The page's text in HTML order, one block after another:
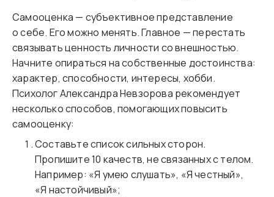
Самооценка — субъективное представление
о себе. Его можно менять. Главное — перестать
связывать ценность личности со внешностью.
Начните опираться на собственные достоинства:
характер, способности, интересы, хобби.
Психолог Александра Невзорова рекомендует
несколько способов, помогающих повысить
самооценку:
Составьте список сильных сторон.
Пропишите 10 качеств, не связанных с телом.
Например: «Я умею слушать», «Я честный»,
«Я настойчивый»;